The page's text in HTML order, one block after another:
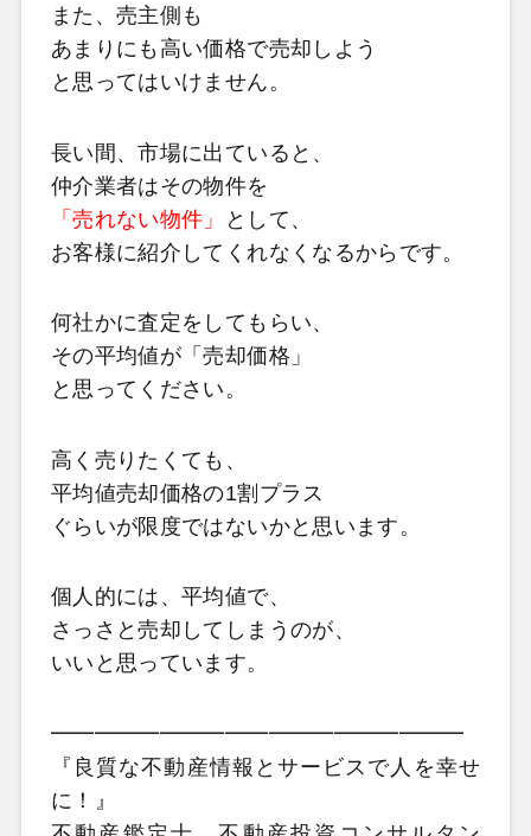
また、売主側も
あまりにも高い価格で売却しよう
と思ってはいけません。
長い間、市場に出ていると、
仲介業者はその物件を
「売れない物件」
として、
お客様に紹介してくれなくなるからです。
何社かに査定をしてもらい、
その平均値が「売却価格」
と思ってください。
高く売りたくても、
平均値売却価格の1割プラス
ぐらいが限度ではないかと思います。
個人的には、平均値で、
さっさと売却してしまうのが、
いいと思っています。
━━━━━━━━━━━━━━━━━━━
『良質な不動産情報とサービスで人を幸せ
に！』